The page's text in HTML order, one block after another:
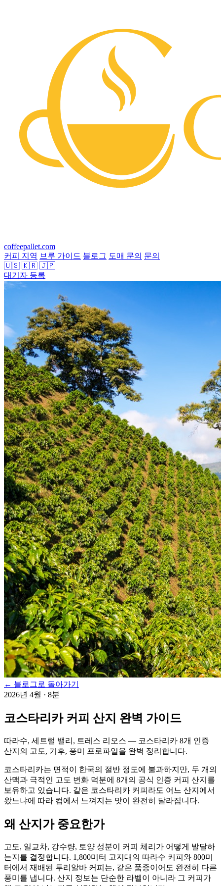
coffeepallet.com
커피 지역 브루 가이드 블로그 도매 문의 문의
🇺🇸 🇰🇷 🇯🇵
대기자 등록
← 블로그로 돌아가기
2026년 4월 · 8분
코스타리카 커피 산지 완벽 가이드
따라수, 세트럴 밸리, 트레스 리오스 — 코스타리카 8개 인증
산지의 고도, 기후, 풍미 프로파일을 완벽 정리합니다.
코스타리카는 면적이 한국의 절반 정도에 불과하지만, 두 개의
산맥과 극적인 고도 변화 덕분에 8개의 공식 인증 커피 산지를
보유하고 있습니다. 같은 코스타리카 커피라도 어느 산지에서
왔느냐에 따라 컵에서 느껴지는 맛이 완전히 달라집니다.
왜 산지가 중요한가
고도, 일교차, 강수량, 토양 성분이 커피 체리가 어떻게 발달하
는지를 결정합니다. 1,800미터 고지대의 따라수 커피와 800미
터에서 재배된 투리알바 커피는, 같은 품종이어도 완전히 다른
풍미를 냅니다. 산지 정보는 단순한 라벨이 아니라 그 커피가